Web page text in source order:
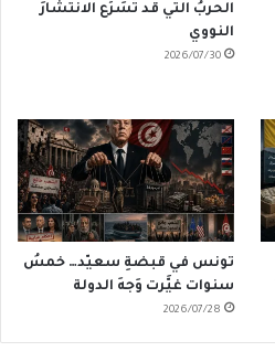
الحربُ التي قد تُسَرِّع الانتشارَ
النووي
2026/07/30
تونس في قبضةِ سعيّد… خمسُ
سنوات غيَّرت وَجهَ الدولة
2026/07/28